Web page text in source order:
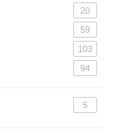
20
59
103
94
5